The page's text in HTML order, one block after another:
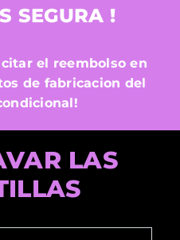
SEGURA !
el reembolso en
de fabricacion del
l!
LAS